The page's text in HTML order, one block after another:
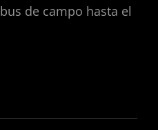
de campo hasta el